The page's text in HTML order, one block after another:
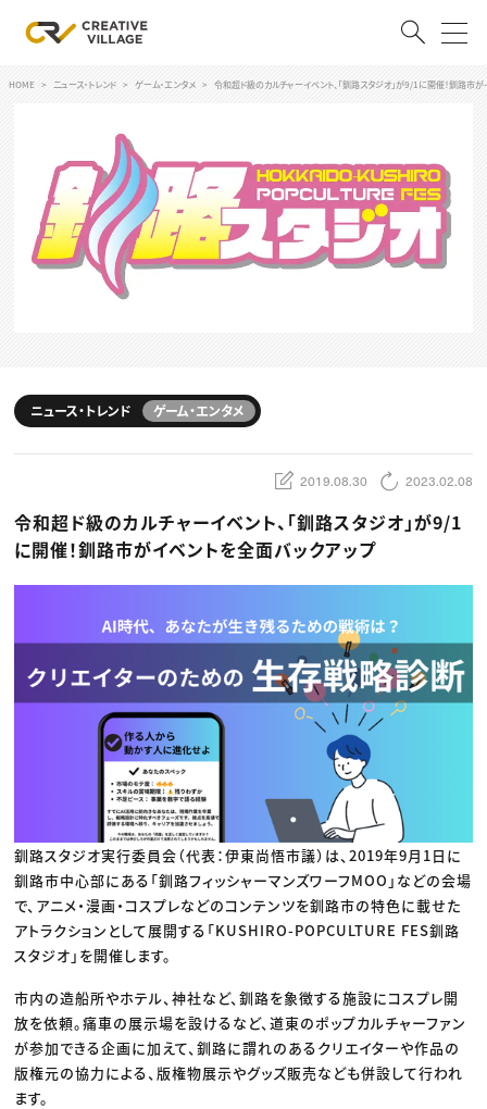
ログイン
RECRUIT
クリエイター求人を探す
CREATIVE JOB求人検索
スキルアップしたい！
デザイン
編集・ライティング
マーケティング
ディレクション
業界解説・キャリア事情
お役立ち基礎知識
TOP Creator’s コラム
Webクリエイター
アプリクリエイター
ゲームクリエイター
映像クリエイター
マーケッター
C＆R Magazine
セミナー
映像
広告
出版
CREATIVE VILLAGEからのお知らせ
プロフェッショナル×つながる×メディア
HOME ニュース・トレンド ゲーム・エンタメ 令和超ド級のカルチャーイベント、「釧路スタジオ」が9/1に開催！釧路市が
ニュース・トレンド ゲーム・エンタメ
2019.08.30 2023.02.08
令和超ド級のカルチャーイベント、「釧路スタジオ」が9/1
に開催！釧路市がイベントを全面バックアップ
釧路スタジオ実行委員会（代表：伊東尚悟市議）は、2019年9月1日に
釧路市中心部にある「釧路フィッシャーマンズワーフMOO」などの会場
で、アニメ・漫画・コスプレなどのコンテンツを釧路市の特色に載せた
アトラクションとして展開する「KUSHIRO-POPCULTURE FES釧路
スタジオ」を開催します。
市内の造船所やホテル、神社など、釧路を象徴する施設にコスプレ開
放を依頼。痛車の展示場を設けるなど、道東のポップカルチャーファン
が参加できる企画に加えて、釧路に謂れのあるクリエイターや作品の
版権元の協力による、版権物展示やグッズ販売なども併設して行われ
ます。